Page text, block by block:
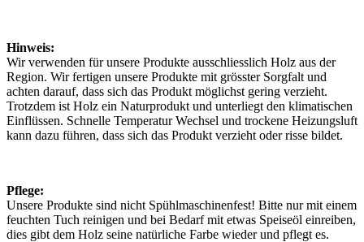
Hinweis:
Wir verwenden für unsere Produkte ausschliesslich Holz aus der
Region. Wir fertigen unsere Produkte mit grösster Sorgfalt und
achten darauf, dass sich das Produkt möglichst gering verzieht.
Trotzdem ist Holz ein Naturprodukt und unterliegt den klimatischen
Einflüssen. Schnelle Temperatur Wechsel und trockene Heizungsluft
kann dazu führen, dass sich das Produkt verzieht oder risse bildet.
Pflege:
Unsere Produkte sind nicht Spühlmaschinenfest! Bitte nur mit einem
feuchten Tuch reinigen und bei Bedarf mit etwas Speiseöl einreiben,
dies gibt dem Holz seine natürliche Farbe wieder und pflegt es.